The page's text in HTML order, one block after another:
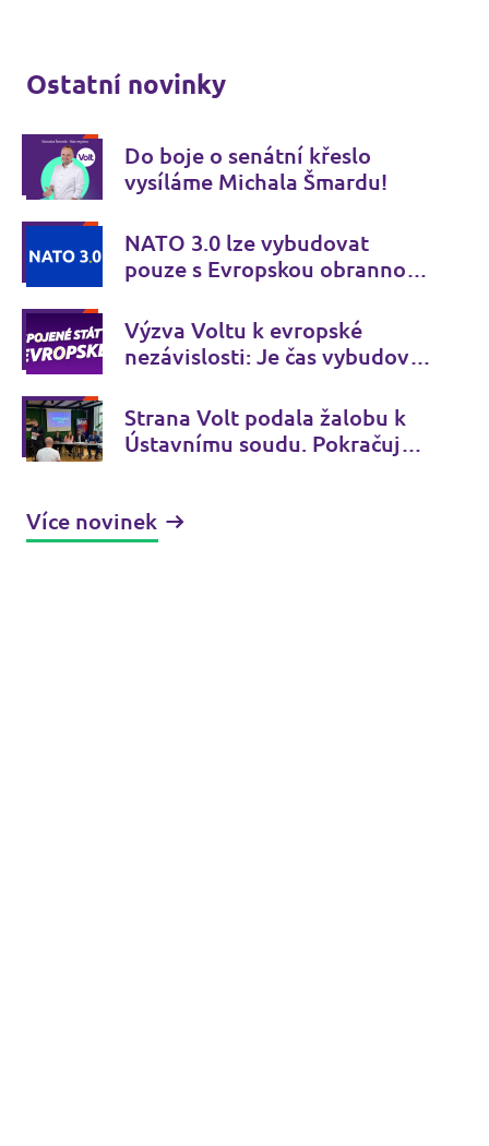
Ostatní novinky
Do boje o senátní křeslo
vysíláme Michala Šmardu!
NATO 3.0 lze vybudovat
pouze s Evropskou obrannou
Výzva Voltu k evropské
nezávislosti: Je čas vybudovat
Strana Volt podala žalobu k
Ústavnímu soudu. Pokračuje v
Více novinek